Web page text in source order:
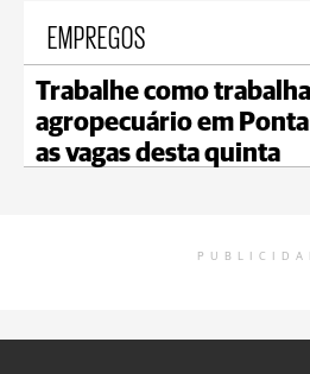
EMPREGOS
Trabalhe como
agropecuário em
as vagas desta quinta